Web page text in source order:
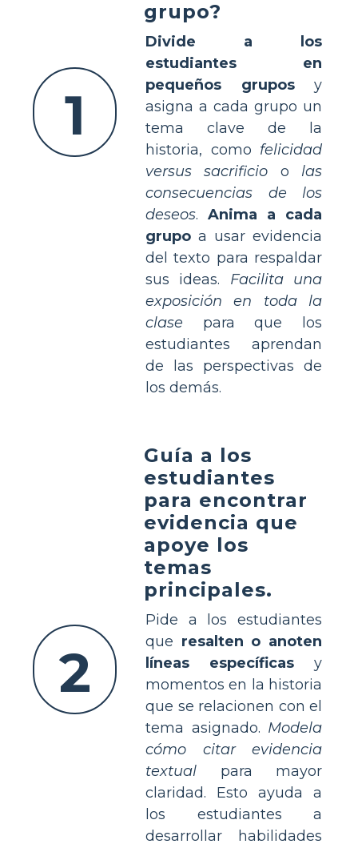
1
grupo?
Divide a los
estudiantes en
pequeños gruposy
asigna a cada grupo un
tema clave de la
historia, como felicidad
versus sacrificio o las
consecuencias de los
deseos. Anima a cada
grupo a usar evidencia
del texto para respaldar
sus ideas. Facilita una
exposición en toda la
clase para que los
estudiantes aprendan
de las perspectivas de
los demás.
2
Guía a los
estudiantes
para encontrar
evidencia que
apoye los
temas
principales.
Pide a los estudiantes
que resalten o anoten
líneas específicas y
momentos en la historia
que se relacionen con el
tema asignado. Modela
cómo citar evidencia
textual para mayor
claridad. Esto ayuda a
los estudiantes a
desarrollar habilidades